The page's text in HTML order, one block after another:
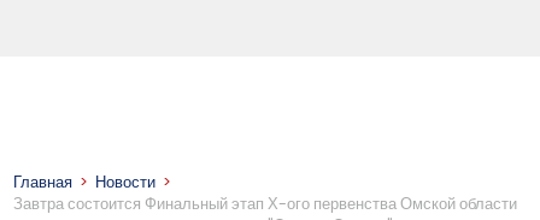
Главная > Новости >
Завтра состоится Финальный этап Х-ого первенства Омской области